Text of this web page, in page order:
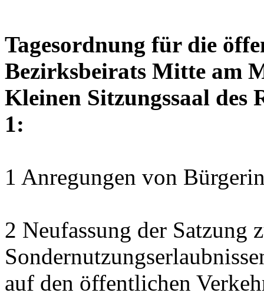
Tagesordnung für die
Bezirksbeirats Mitte am
Kleinen Sitzungssaal des
1:
1 Anregungen von
2 Neufassung der Satzung
auf den öffentlichen